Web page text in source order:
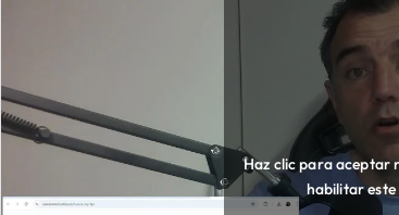
Haz clic para aceptar
habilitar